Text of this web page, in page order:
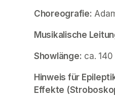
Choreografie:
Musikalische
Showlänge: ca.
Hinweis für
Effekte